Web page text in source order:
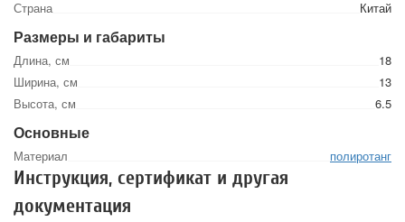
Страна
Китай
Размеры и габариты
Длина, см
18
Ширина, см
13
Высота, см
6.5
Основные
Материал полиротанг
Инструкция, сертификат и другая
документация